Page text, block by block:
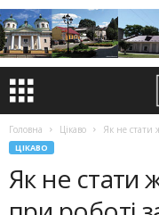
Головна Цікаво Як не стати
ЦІКАВО
Як не стати